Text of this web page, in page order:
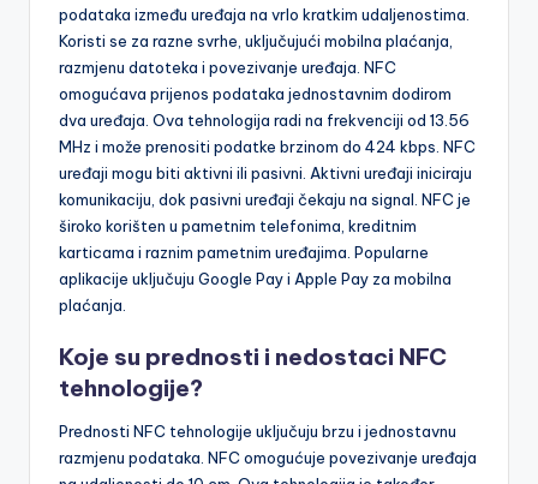
podataka između uređaja na vrlo kratkim udaljenostima.
Koristi se za razne svrhe, uključujući mobilna plaćanja,
razmjenu datoteka i povezivanje uređaja. NFC
omogućava prijenos podataka jednostavnim dodirom
dva uređaja. Ova tehnologija radi na frekvenciji od 13.56
MHz i može prenositi podatke brzinom do 424 kbps. NFC
uređaji mogu biti aktivni ili pasivni. Aktivni uređaji iniciraju
komunikaciju, dok pasivni uređaji čekaju na signal. NFC je
široko korišten u pametnim telefonima, kreditnim
karticama i raznim pametnim uređajima. Popularne
aplikacije uključuju Google Pay i Apple Pay za mobilna
plaćanja.
Koje su prednosti i nedostaci NFC
tehnologije?
Prednosti NFC tehnologije uključuju brzu i jednostavnu
razmjenu podataka. NFC omogućuje povezivanje uređaja